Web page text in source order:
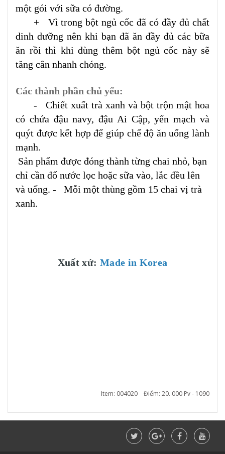
một gói với sữa có đường.
+ Vì trong bột ngủ cốc đã có đầy đủ chất
dinh dưỡng nên khi bạn đã ăn đầy đủ các bữa
ăn rồi thì khi dùng thêm bột ngủ cốc này sẽ
tăng cân nhanh chóng.
Các thành phần chủ yếu:
- Chiết xuất trà xanh và bột trộn mật hoa
có chứa đậu navy, đậu Ai Cập, yến mạch và
quýt được kết hợp để giúp chế độ ăn uống lành
mạnh.
Sản phẩm được đóng thành từng chai nhỏ, bạn
chỉ cần đổ nước lọc hoặc sữa vào, lắc đều lên
và uống. - Mỗi một thùng gồm 15 chai vị trà
xanh.
Xuất xứ: Made in Korea
Item: 004020 Điểm: 20. 000 Pv - 1090